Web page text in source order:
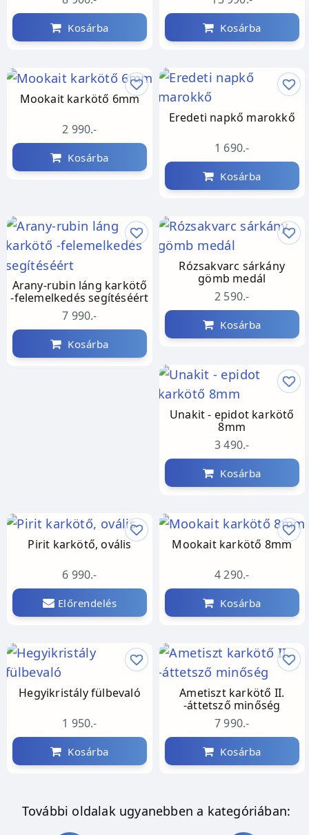
Kosárba Kosárba
Mookait karkötő 6mm
2 990.-
Kosárba
Eredeti napkő marokkő
1 690.-
Kosárba
Arany-rubin láng karkötő
-felemelkedés segítéséért
7 990.-
Kosárba
Rózsakvarc sárkány
gömb medál
2 590.-
Kosárba
Unakit - epidot karkötő
8mm
3 490.-
Kosárba
Pirit karkötő, ovális
6 990.-
Előrendelés
Mookait karkötő 8mm
4 290.-
Kosárba
Hegyikristály fülbevaló
1 950.-
Kosárba
Ametiszt karkötő II.
-áttetsző minőség
7 990.-
Kosárba
További oldalak ugyanebben a kategóriában: